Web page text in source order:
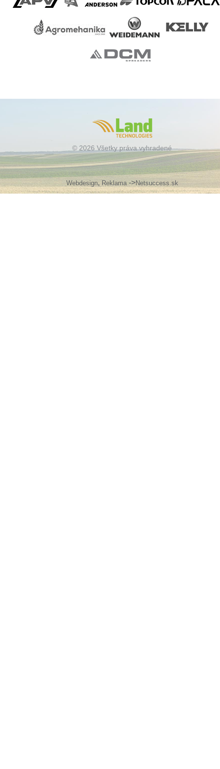
© 2026 Všetky práva vyhradené
Webdesign,Reklama->Netsuccess.sk